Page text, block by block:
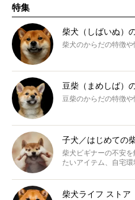
特集
柴犬（しばいぬ）
柴犬のからだの特徴
豆柴（まめしば）
豆柴のからだの特徴
子犬／はじめての
柴犬ビギナーの不安
たいアイテム、自宅
柴犬ライフ ストア